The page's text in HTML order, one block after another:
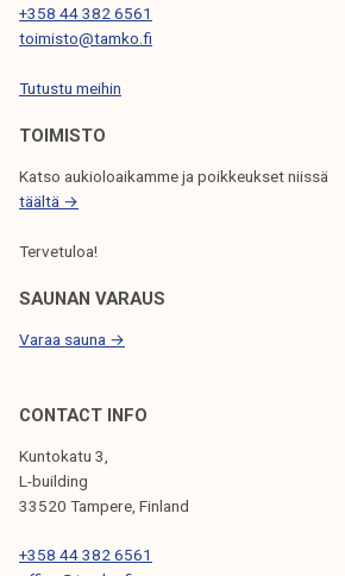
N
S
E
L
A
U
S
+358 44 382 6561
toimisto@tamko.fi
Tutustu meihin
TOIMISTO
Katso aukioloaikamme ja poikkeukset niissä
täältä →
Tervetuloa!
SAUNAN VARAUS
Varaa sauna →
CONTACT INFO
Kuntokatu 3,
L-building
33520 Tampere, Finland
+358 44 382 6561